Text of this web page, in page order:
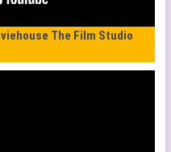
The Film Studio